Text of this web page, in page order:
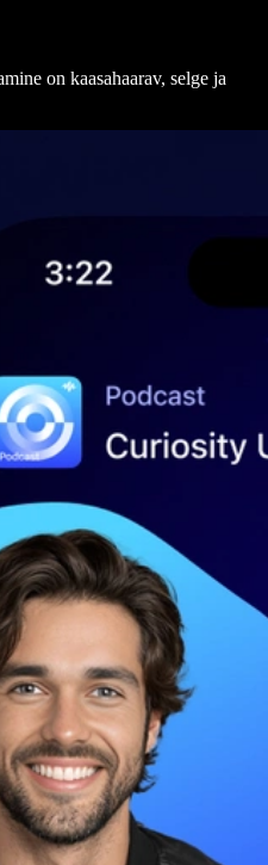
on kaasahaarav, selge ja